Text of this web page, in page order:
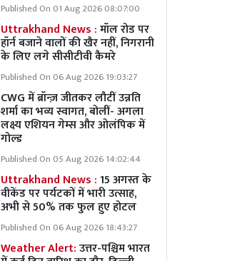
Published On 01 Aug 2026 08:07:00
Uttrakhand News :मॉल रोड पर
हॉर्न बजाने वालों की खैर नहीं, निगरानी
के लिए लगे सीसीटीवी कैमरे
Published On 06 Aug 2026 19:03:27
CWG में ब्रॉन्ज़ जीतकर लौटीं उन्नति
शर्मा का भव्य स्वागत, बोलीं- अगला
लक्ष्य एशियन गेम्स और ओलंपिक में
गोल्ड
Published On 05 Aug 2026 14:02:44
Uttrakhand News :15 अगस्त के
वीकेंड पर पर्यटकों में भारी उत्साह,
अभी से 50% तक फुल हुए होटल
Published On 06 Aug 2026 18:43:27
Weather Alert:उत्तर-पश्चिम भारत